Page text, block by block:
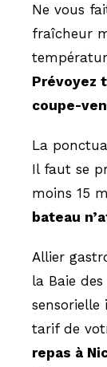
Ne vous
fraîcheur
Prévoyez
coupe-
La
Il faut se
moins 15
bateau
Allier
la Baie
sensorielle
tarif de
repas à